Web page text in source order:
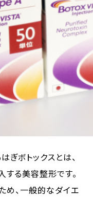
ぎボトックスとは、
する美容整形です。
め、一般的なダイエ